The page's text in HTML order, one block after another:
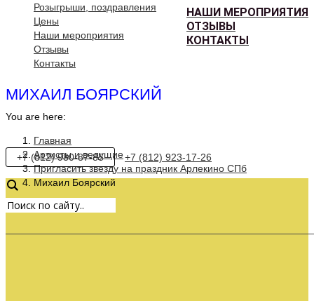
НАШИ МЕРОПРИЯТИЯ
ОТЗЫВЫ
КОНТАКТЫ
Розыгрыши, поздравления
Цены
Наши мероприятия
Отзывы
Контакты
МИХАИЛ БОЯРСКИЙ
You are here:
Главная
Артисты и ведущие
Пригласить звезду на праздник Арлекино СПб
Михаил Боярский
+7 (812) 980-87-85 +7 (812) 923-17-26